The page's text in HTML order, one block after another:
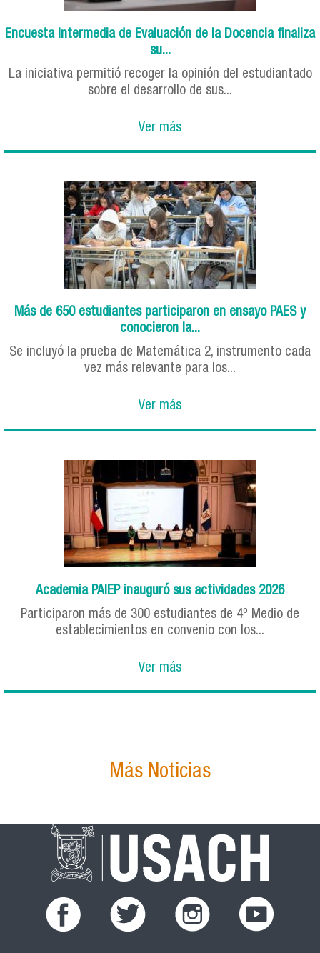
Encuesta Intermedia de Evaluación de la Docencia finaliza
su...
La iniciativa permitió recoger la opinión del estudiantado
sobre el desarrollo de sus...
Ver más
Más de 650 estudiantes participaron en ensayo PAES y
conocieron la...
Se incluyó la prueba de Matemática 2, instrumento cada
vez más relevante para los...
Ver más
Academia PAIEP inauguró sus actividades 2026
Participaron más de 300 estudiantes de 4º Medio de
establecimientos en convenio con los...
Ver más
Más Noticias